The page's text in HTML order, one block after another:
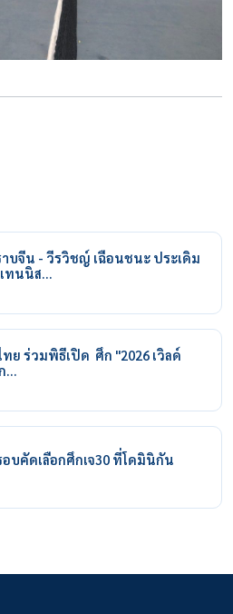
จีน - วีรวิชญ์ เฉือนชนะ ประเดิม
ทนนิส…
ย ร่วมพิธีเปิด ศึก "2026 เวิลด์
…
บคัดเลือกศึกเจ30 ที่โดมินิกัน